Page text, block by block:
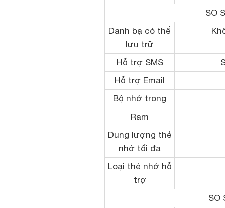
SO
Danh bạ có thể
lưu trữ
Hỗ trợ SMS
Hỗ trợ Email
Bộ nhớ trong
Ram
Dung lượng thẻ
nhớ tối đa
Loại thẻ nhớ hỗ
trợ
SO